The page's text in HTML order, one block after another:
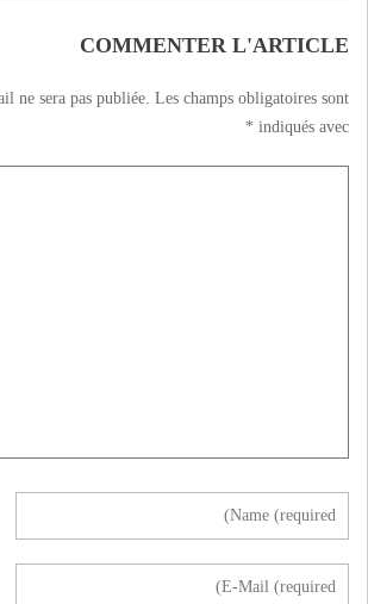
COMMENTER L'ARTICLE
ne sera pas publiée. Les champs obligatoires sont
indiqués avec
*